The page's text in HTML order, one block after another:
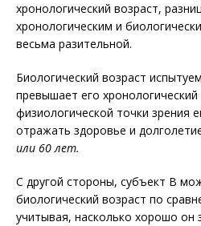
хронологический возраст,
хронологическим и
весьма разительной.
Биологический возраст
превышает его хронологический
физиологической точки зрения
отражать здоровье и
или 60 лет.
С другой стороны, субъект B
биологический возраст по
учитывая, насколько хорошо он